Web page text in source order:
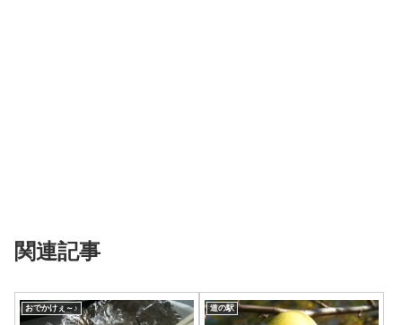
関連記事
おでかけぇ～♪ 道の駅